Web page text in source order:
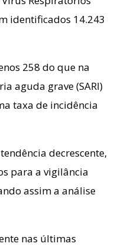
identificados 14.243
258 do que na
aguda grave (SARI)
taxa de incidência
decrescente,
para a vigilância
assim a análise
nas últimas